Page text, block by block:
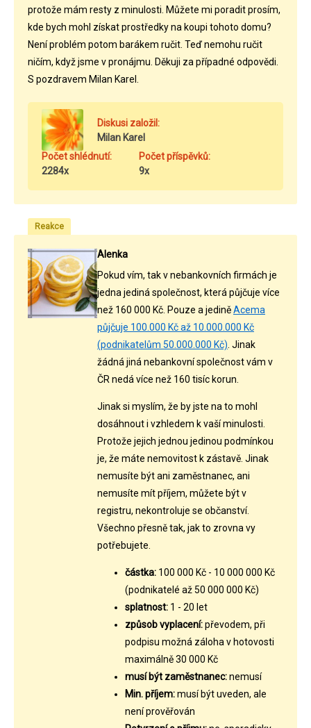
protože mám resty z minulosti. Můžete mi poradit prosím,
kde bych mohl získat prostředky na koupi tohoto domu?
Není problém potom barákem ručit. Teď nemohu ručit
ničím, když jsme v pronájmu. Děkuji za případné odpovědi.
S pozdravem Milan Karel.
Diskusi založil:
Milan Karel
Počet shlédnutí:
2284x
Počet příspěvků:
9x
Reakce
Alenka
Pokud vím, tak v nebankovních firmách je
jedna jediná společnost, která půjčuje více
než 160 000 Kč. Pouze a jediněAcema
půjčuje 100.000 Kč až 10.000.000 Kč
(podnikatelům 50.000.000 Kč) . Jinak
žádná jiná nebankovní společnost vám v
ČR nedá více než 160 tisíc korun.
Jinak si myslím, že by jste na to mohl
dosáhnout i vzhledem k vaší minulosti.
Protože jejich jednou jedinou podmínkou
je, že máte nemovitost k zástavě. Jinak
nemusíte být ani zaměstnanec, ani
nemusíte mít příjem, můžete být v
registru, nekontroluje se občanství.
Všechno přesně tak, jak to zrovna vy
potřebujete.
částka: 100 000 Kč - 10 000 000 Kč
(podnikatelé až 50 000 000 Kč)
splatnost: 1 - 20 let
způsob vyplacení:převodem, při
podpisu možná záloha v hotovosti
maximálně 30 000 Kč
musí být zaměstnanec:nemusí
Min. příjem:musí být uveden, ale
není prověřován